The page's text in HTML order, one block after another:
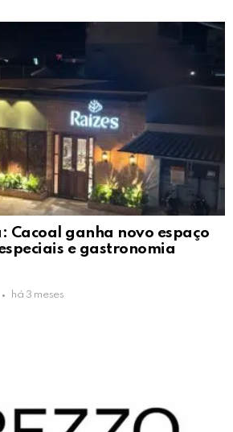
Cacoal ganha novo espaço
e gastronomia
há 3 meses